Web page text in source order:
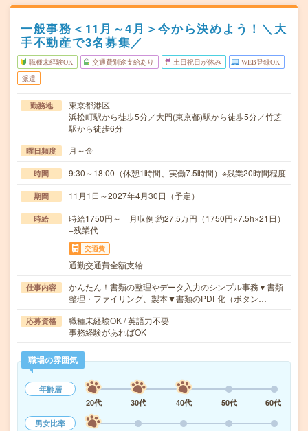
一般事務＜11月～4月＞今から決めよう！＼大
手不動産で3名募集／
職種未経験OK 交通費別途支給あり 土日祝日が休み WEB登録OK
派遣
勤務地
東京都港区
浜松町駅から徒歩5分／大門(東京都)駅から徒歩5分／竹芝
駅から徒歩6分
曜日頻度 月～金
時間 9:30～18:00（休憩1時間、実働7.5時間）※残業20時間程度
期間 11月1日～2027年4月30日（予定）
時給
時給1750円～ 月収例:約27.5万円（1750円×7.5h×21日）
+残業代
交通費
通勤交通費全額支給
仕事内容
かんたん！書類の整理やデータ入力のシンプル事務▼書類
整理・ファイリング、製本▼書類のPDF化（ボタン…
応募資格
職種未経験OK / 英語力不要
事務経験があればOK
職場の雰囲気
年齢層
20代
30代 40代 50代
60代
男女比率